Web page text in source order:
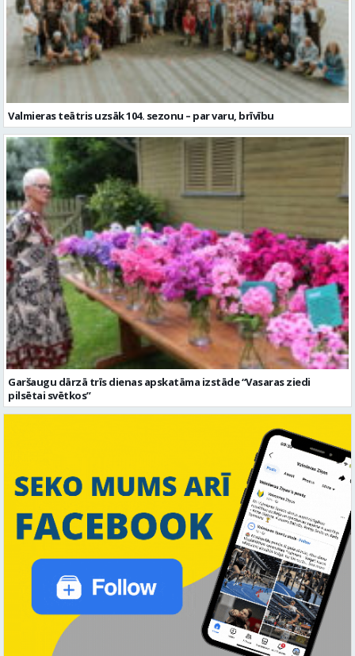
Valmieras teātris uzsāk 104. sezonu – par varu, brīvību
Garšaugu dārzā trīs dienas apskatāma izstāde “Vasaras ziedi
pilsētai svētkos”